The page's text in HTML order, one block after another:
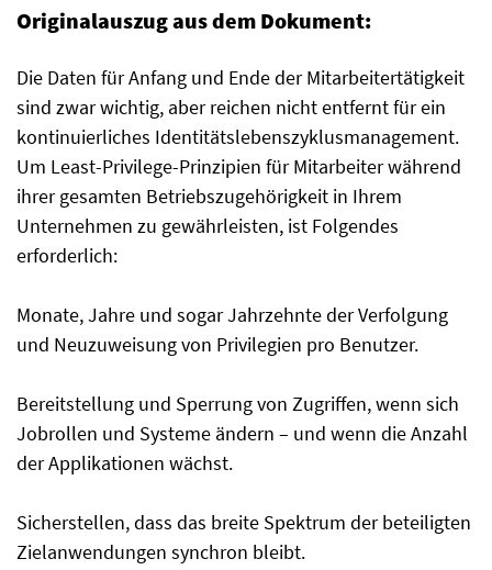
Originalauszug aus dem Dokument:
Die Daten für Anfang und Ende der Mitarbeitertätigkeit
sind zwar wichtig, aber reichen nicht entfernt für ein
kontinuierliches Identitätslebenszyklusmanagement.
Um Least-Privilege-Prinzipien für Mitarbeiter während
ihrer gesamten Betriebszugehörigkeit in Ihrem
Unternehmen zu gewährleisten, ist Folgendes
erforderlich:
Monate, Jahre und sogar Jahrzehnte der Verfolgung
und Neuzuweisung von Privilegien pro Benutzer.
Bereitstellung und Sperrung von Zugriffen, wenn sich
Jobrollen und Systeme ändern – und wenn die Anzahl
der Applikationen wächst.
Sicherstellen, dass das breite Spektrum der beteiligten
Zielanwendungen synchron bleibt.